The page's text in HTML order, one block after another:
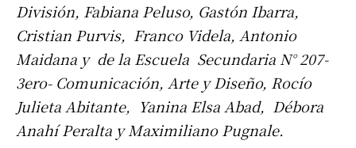
División, Fabiana Peluso, Gastón Ibarra,
Cristian Purvis, Franco Videla, Antonio
Maidana y de la Escuela Secundaria N° 207-
3ero- Comunicación, Arte y Diseño, Rocío
Julieta Abitante, Yanina Elsa Abad, Débora
Anahí Peralta y Maximiliano Pugnale.